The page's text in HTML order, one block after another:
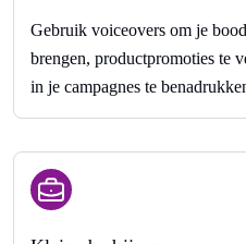
Gebruik voiceovers om je
brengen, productpromoties te
in je campagnes te